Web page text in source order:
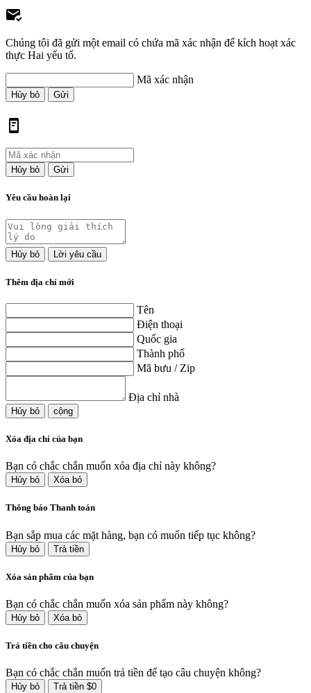
Chúng tôi đã gửi một email có chứa mã xác nhận để kích hoạt xác
thực Hai yếu tố.
Mã xác nhận
Hủy bỏ Gửi
Hủy bỏ Gửi
Yêu cầu hoàn lại
Hủy bỏ Lời yêu cầu
Thêm địa chỉ mới
Tên
Điện thoại
Quốc gia
Thành phố
Mã bưu / Zip
Địa chỉ nhà
Hủy bỏ cộng
Xóa địa chỉ của bạn
Bạn có chắc chắn muốn xóa địa chỉ này không?
Hủy bỏ Xóa bỏ
Thông báo Thanh toán
Bạn sắp mua các mặt hàng, bạn có muốn tiếp tục không?
Hủy bỏ Trả tiền
Xóa sản phẩm của bạn
Bạn có chắc chắn muốn xóa sản phẩm này không?
Hủy bỏ Xóa bỏ
Trả tiền cho câu chuyện
Bạn có chắc chắn muốn trả tiền để tạo câu chuyện không?
Hủy bỏ Trả tiền $0